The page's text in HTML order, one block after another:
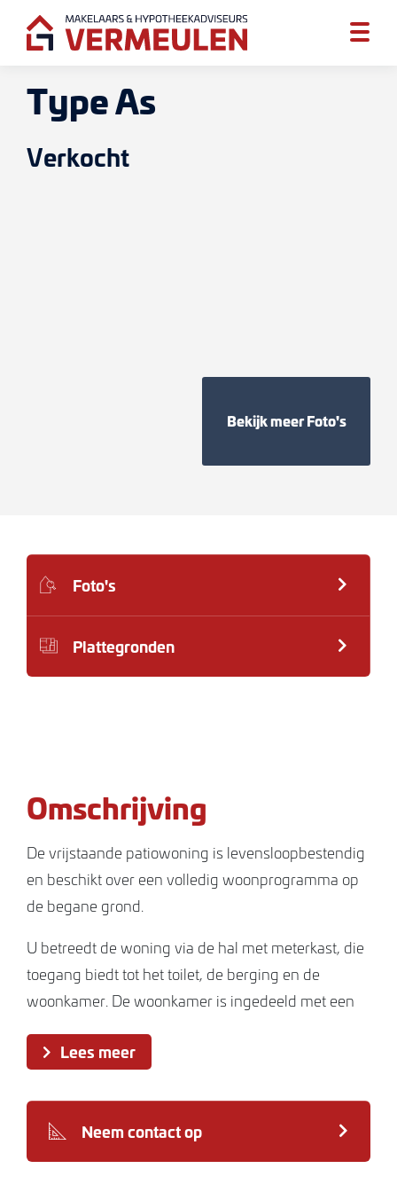
Type As
Verkocht
Bekijk meer Foto's
Foto's
Plattegronden
Omschrijving
De vrijstaande patiowoning is levensloopbestendig
en beschikt over een volledig woonprogramma op
de begane grond.
U betreedt de woning via de hal met meterkast, die
toegang biedt tot het toilet, de berging en de
woonkamer. De woonkamer is ingedeeld met een
eetgedeelte dat naadloos aansluit op de
slaapkamers bereikbaar. De badkamer is en suite
gesitueerd tussen de slaapkamers. De achtertuin is
direct toegankelijk via de keuken.
Lees meer
Neem contact op